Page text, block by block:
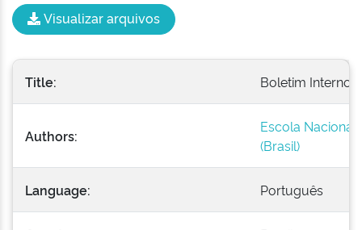
Visualizar arquivos
Title: Boletim Interno
Authors:
Escola
(Brasil)
Language: Português